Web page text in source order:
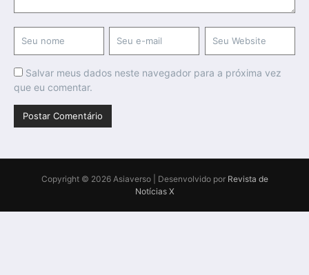
Salvar meus dados neste navegador para a próxima vez
que eu comentar.
Copyright © 2026 Asiaverso | Desenvolvido por Revista de
Notícias X